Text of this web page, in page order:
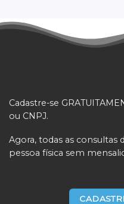
Cadastre-se
ou CNPJ.
Agora, todas as consultas
pessoa física sem